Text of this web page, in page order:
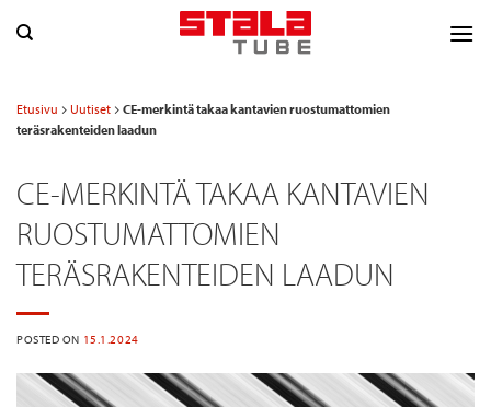
Etusivu Uutiset
CE-merkintä takaa kantavien ruostumattomien
teräsrakenteiden laadun
CE-MERKINTÄ TAKAA KANTAVIEN
RUOSTUMATTOMIEN
TERÄSRAKENTEIDEN LAADUN
POSTED ON 15.1.2024